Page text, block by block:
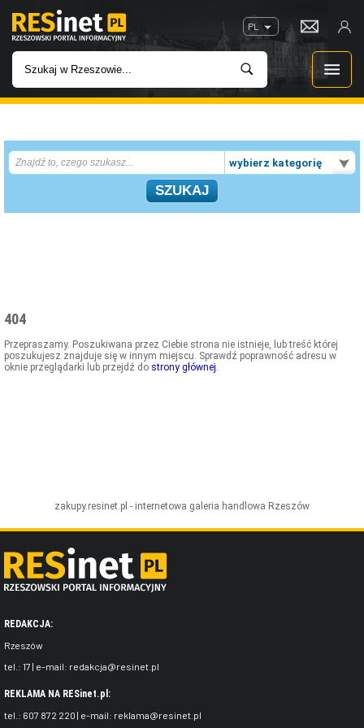
PL
INWESTYCJE
IMPREZY
GASTRONOMIA
wybierz kategorię
404
Przepraszamy. Poszukiwana przez Ciebie strona nie istnieje, lub treść której
poszukujesz znajduje się w innym miejscu. Sprawdź poprawność adresu w
oknie przeglądarki lub przejdź do strony głównej.
zakupy.resinet.pl - internetowa galeria handlowa Rzeszów
REDAKCJA:
Rzeszów
tel.: 17 | e-mail: redakcja@resinet.pl
REKLAMA NA RESinet.pl:
tel.: 607 872 220 | e-mail: reklama@resinet.pl